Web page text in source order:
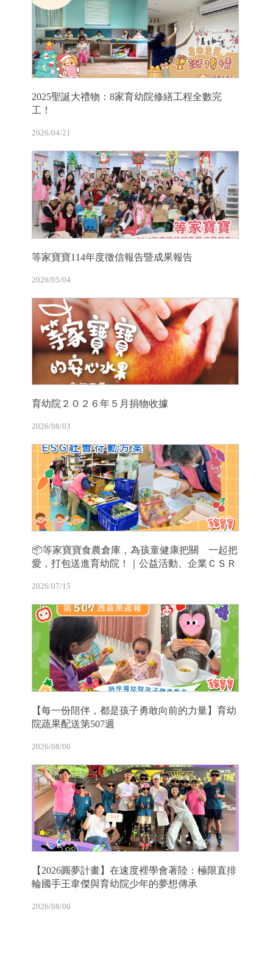
2025聖誕大禮物：8家育幼院修繕工程全數完
工！
2026/04/21
等家寶寶114年度徵信報告暨成果報告
2026/05/04
育幼院２０２６年５月捐物收據
2026/08/03
📦等家寶寶食農倉庫，為孩童健康把關 一起把
愛，打包送進育幼院！｜公益活動、企業ＣＳＲ
2026/07/15
【每一份陪伴，都是孩子勇敢向前的力量】育幼
院蔬果配送第507週
2026/08/06
【2026圓夢計畫】在速度裡學會著陸：極限直排
輪國手王韋傑與育幼院少年的夢想傳承
2026/08/06